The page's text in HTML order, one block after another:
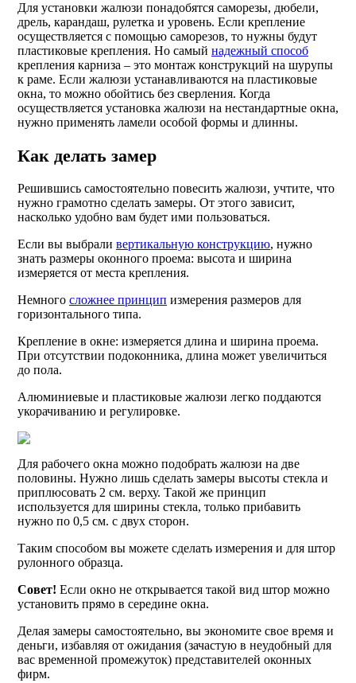
Для установки жалюзи понадобятся саморезы, дюбели,
дрель, карандаш, рулетка и уровень. Если крепление
осуществляется с помощью саморезов, то нужны будут
пластиковые крепления. Но самый надежный способ
крепления карниза – это монтаж конструкций на шурупы
к раме. Если жалюзи устанавливаются на пластиковые
окна, то можно обойтись без сверления. Когда
осуществляется установка жалюзи на нестандартные окна,
нужно применять ламели особой формы и длинны.
Как делать замер
Решившись самостоятельно повесить жалюзи, учтите, что
нужно грамотно сделать замеры. От этого зависит,
насколько удобно вам будет ими пользоваться.
Если вы выбрали вертикальную конструкцию, нужно
знать размеры оконного проема: высота и ширина
измеряется от места крепления.
Немного сложнее принцип измерения размеров для
горизонтального типа.
Крепление в окне: измеряется длина и ширина проема.
При отсутствии подоконника, длина может увеличиться
до пола.
Алюминиевые и пластиковые жалюзи легко поддаются
укорачиванию и регулировке.
Для рабочего окна можно подобрать жалюзи на две
половины. Нужно лишь сделать замеры высоты стекла и
приплюсовать 2 см. верху. Такой же принцип
используется для ширины стекла, только прибавить
нужно по 0,5 см. с двух сторон.
Таким способом вы можете сделать измерения и для штор
рулонного образца.
Совет! Если окно не открывается такой вид штор можно
установить прямо в середине окна.
Делая замеры самостоятельно, вы экономите свое время и
деньги, избавляя от ожидания (зачастую в неудобный для
вас временной промежуток) представителей оконных
фирм.